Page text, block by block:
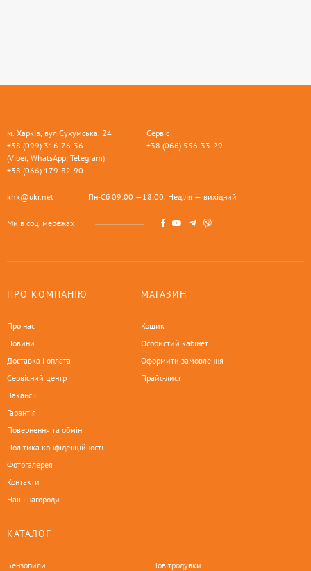
м. Харків, вул.Сухумська, 24
+38 (099) 316-76-36
(Viber, WhatsApp, Telegram)
+38 (066) 179-82-90
Сервіс
+38 (066) 556-33-29
khk@ukr.net Пн-Сб 09:00 —18:00, Неділя — вихідний
Ми в соц. мережах
ПРО КОМПАНІЮ
Про нас
Новини
Доставка і оплата
Сервісний центр
Вакансії
Гарантія
Повернення та обмін
Політика конфіденційності
Фотогалерея
Контакти
Наші нагороди
МАГАЗИН
Кошик
Особистий кабінет
Оформити замовлення
Прайс-лист
КАТАЛОГ
Бензопили Повітродувки